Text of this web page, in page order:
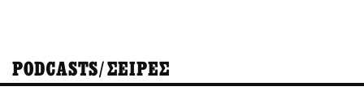
PODCASTS/ΣΕΙΡΕΣ